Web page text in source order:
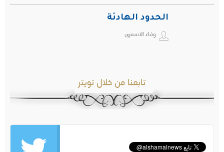
الحدود الهادئة
وفاء الاسمري
تابعنا من خلال تويتر